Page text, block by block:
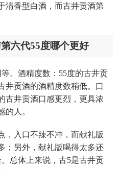
清香型白酒，而古井贡酒第
六代55度哪个更好
。酒精度数：55度的古井贡
井贡酒的酒精度数稍低。口
古井贡酒口感更烈，更具浓
的人。
，入口不辣不冲，而献礼版
；另外，献礼版喝得太多还
总体上来说，古5是古井贡